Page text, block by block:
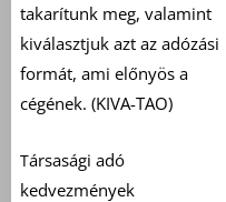
takarítunk meg, valamint
kiválasztjuk azt az adózási
formát, ami előnyös a
cégének. (KIVA-TAO)
Társasági adó
kedvezmények